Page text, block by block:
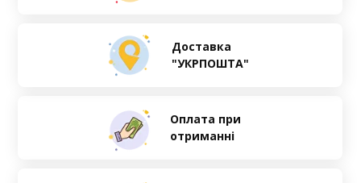
Оплата при
отриманні
Доставка
"УКРПОШТА"